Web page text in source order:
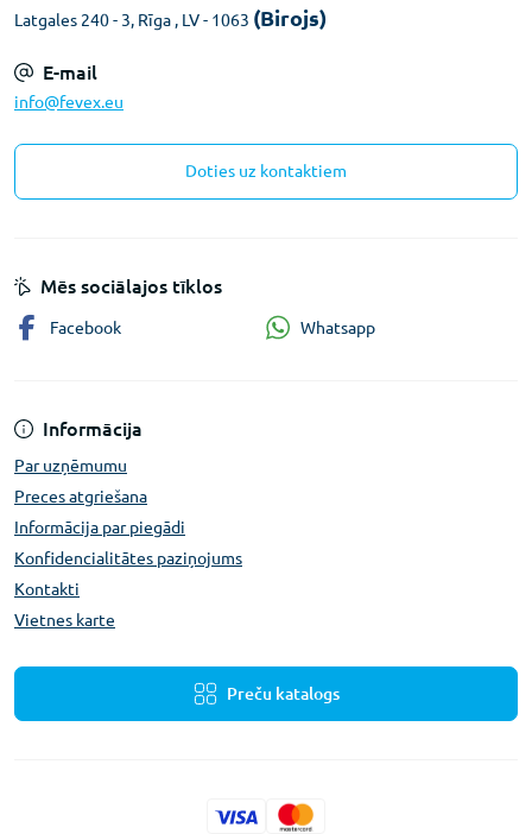
Latgales 240 - 3, Rīga , LV - 1063 (Birojs)
E-mail
info@fevex.eu
Doties uz kontaktiem
Informācija
Par uzņēmumu
Preces atgriešana
Informācija par piegādi
Konfidencialitātes paziņojums
Kontakti
Vietnes karte
Preču katalogs
Mēs sociālajos tīklos
Facebook Whatsapp